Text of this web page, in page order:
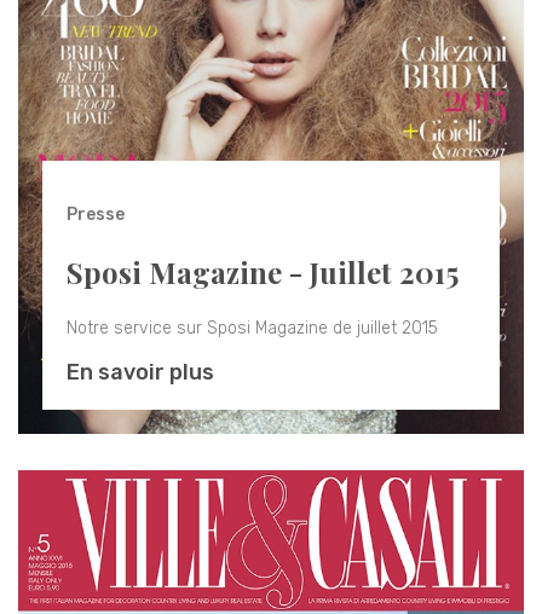
Presse
Sposi Magazine - Juillet 2015
Notre service sur Sposi Magazine de juillet 2015
En savoir plus